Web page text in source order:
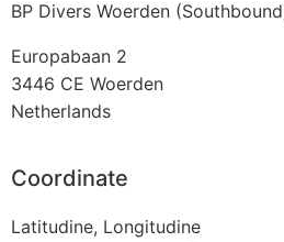
BP Divers Woerden
Europabaan 2
3446 CE Woerden
Netherlands
Coordinate
Latitudine, Longitudine